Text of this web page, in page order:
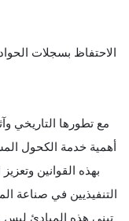
الاحتفاظ بسجلات
أهمية خدمة الكحول
بهذه القوانين
التنفيذيين في صناعة
تبني هذه المبادئ ليس